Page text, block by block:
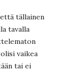
tällainen
tavalla
vaikea
tai ei